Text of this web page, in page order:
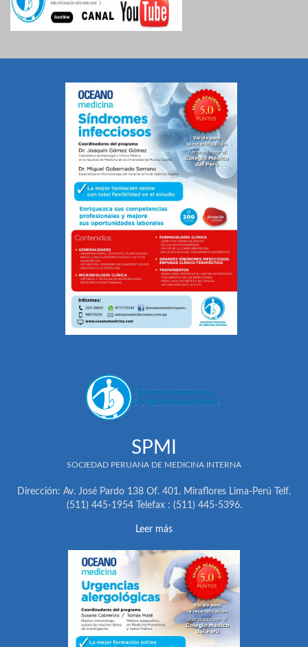
SPMI
SOCIEDAD PERUANA DE MEDICINA INTERNA
Dirección: Av. José Pardo 138 Of. 401. Miraflores Lima-Perú Telf.
(511) 445-1954 Telefax : (511) 445-5396.
Leer más